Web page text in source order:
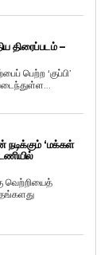
திரைப்படம் –
பெற்ற ‘குப்பி’
‘மக்கள்
வெற்றியைத்